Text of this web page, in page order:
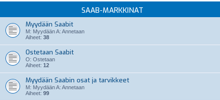
SAAB-MARKKINAT
Myydään Saabit
M: Myydään A: Annetaan
Aiheet: 38
Ostetaan Saabit
O: Ostetaan
Aiheet: 12
Myydään Saabin osat ja tarvikkeet
M: Myydään A: Annetaan
Aiheet: 99